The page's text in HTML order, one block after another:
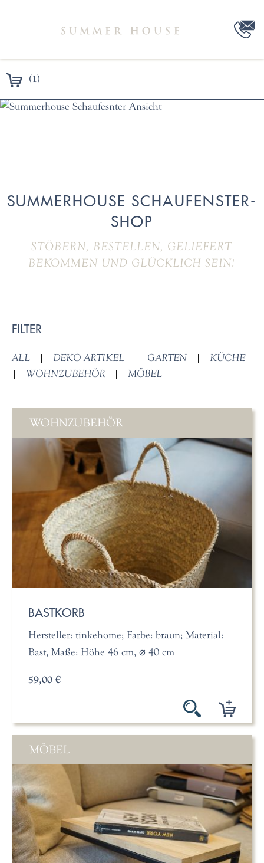
(1)
SUMMERHOUSE SCHAUFENSTER-
SHOP
STÖBERN, BESTELLEN, GELIEFERT
BEKOMMEN UND GLÜCKLICH SEIN!
FILTER
ALL | DEKO ARTIKEL | GARTEN |
KÜCHE
|
WOHNZUBEHÖR | MÖBEL
WOHNZUBEHÖR
BASTKORB
Hersteller: tinkehome; Farbe: braun; Material:
Bast, Maße: Höhe 46 cm, ⌀ 40 cm
59,00 €
MÖBEL